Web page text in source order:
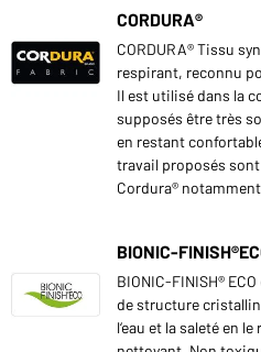
CORDURA®
CORDURA® Tissu
respirant, reconnu
Il est utilisé dans la
supposés être très
en restant
travail proposés sont
Cordura®
BIONIC-
BIONIC-FINISH®
de structure
l‘eau et la saleté en